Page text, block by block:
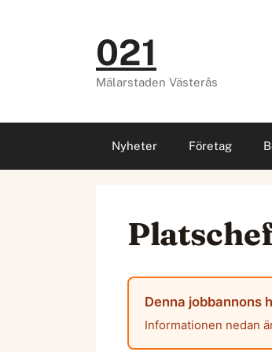
021
Mälarstaden Västerås
Nyheter Företag
Denna jobbannons
Informationen nedan